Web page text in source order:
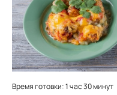
Время готовки: 1 час 30 минут